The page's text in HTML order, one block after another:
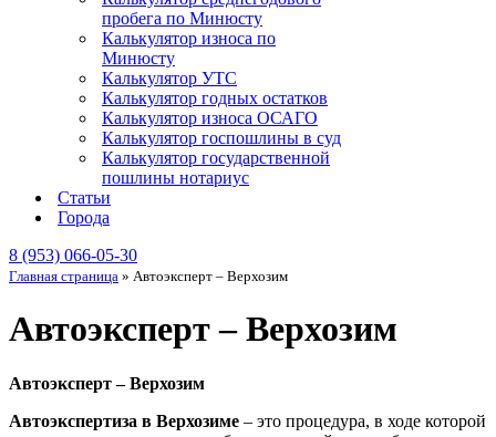
пробега по Минюсту
Калькулятор износа по
Минюсту
Калькулятор УТС
Калькулятор годных остатков
Калькулятор износа ОСАГО
Калькулятор госпошлины в суд
Калькулятор государственной
пошлины нотариус
Статьи
Города
8 (953) 066-05-30
Главная страница » Автоэксперт – Верхозим
Автоэксперт – Верхозим
Автоэксперт – Верхозим
Автоэкспертиза в Верхозиме – это процедура, в ходе которой